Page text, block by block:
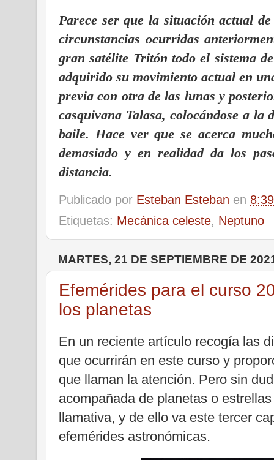
Parece ser que la situación actual
circunstancias ocurridas
gran satélite Tritón todo el sistema
adquirido su movimiento actual en
previa con otra de las lunas y
casquivana Talasa, colocándose a
baile. Hace ver que se acerca
demasiado y en realidad da los
distancia.
Publicado por Esteban Esteban en 8:39
Etiquetas: Mecánica celeste, Neptuno
MARTES, 21 DE SEPTIEMBRE DE
Efemérides para el curso
los planetas
En un reciente artículo recogía las
que ocurrirán en este curso y
que llaman la atención. Pero sin
acompañada de planetas o
llamativa, y de ello va este tercer
efemérides astronómicas.